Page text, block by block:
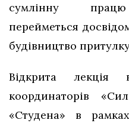
сумлінну працю
перейметься
будівництво
Відкрита лекція
координаторів
«Студена» в